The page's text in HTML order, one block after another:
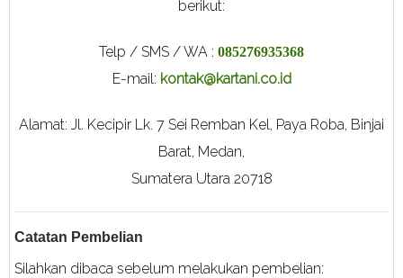
berikut:
Telp / SMS / WA : 085276935368
E-mail: kontak@kartani.co.id
Alamat: Jl. Kecipir Lk. 7 Sei Remban Kel, Paya Roba, Binjai
Barat, Medan,
Sumatera Utara 20718
Catatan Pembelian
Silahkan dibaca sebelum melakukan pembelian: